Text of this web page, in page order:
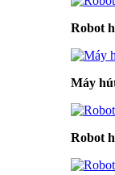
Robot
Máy
Robot